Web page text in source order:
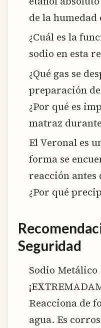
de la
¿Cuál es la
sodio en esta
¿Qué gas se
preparación
¿Por qué es
matraz durante
El Veronal es
forma se
reacción antes
¿Por qué
Seguridad
Sodio Metálico
Reacciona de
agua. Es